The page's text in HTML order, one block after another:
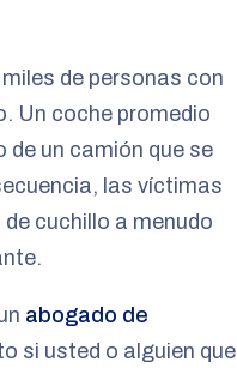
de personas con
Un coche promedio
de un camión que se
las víctimas
cuchillo a menudo
abogado de
si usted o alguien que